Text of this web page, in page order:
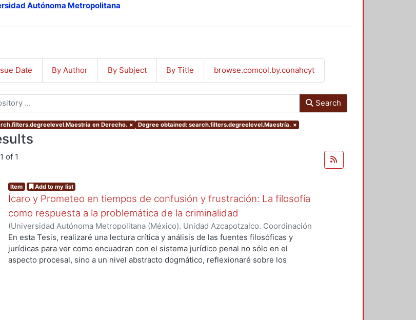
Autónoma Metropolitana
Date By Author By Subject By Title browse.comcol.by.conahcyt
Search
en Derecho. × Degree obtained: search.filters.degreelevel.Maestría. ×
of 1
Item Add to my list
Ícaro y Prometeo en tiempos de confusión y frustración: La filosofía
como respuesta a la problemática de la criminalidad
(Universidad Autónoma Metropolitana (México). Unidad Azcapotzalco. Coordinación
de Servicios de Información.,2021-04-22)Gil Del Rey, Adolfo
En esta Tesis, realizaré una lectura crítica y análisis de las fuentes filosóficas y
jurídicas para ver como encuadran con el sistema jurídico penal no sólo en el
aspecto procesal, sino a un nivel abstracto dogmático, reflexionaré sobre los